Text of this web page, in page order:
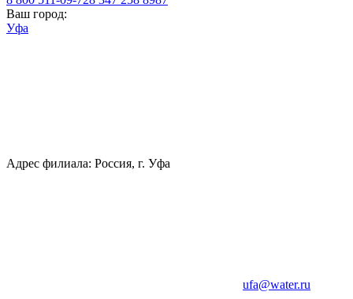
Ваш город:
Уфа
Адрес филиала: Россия, г. Уфа
ufa@water.ru